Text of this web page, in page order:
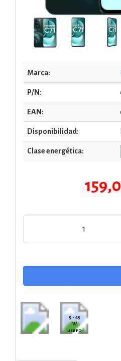
Marca:
P/N:
EAN:
Disponibilidad:
Clase energética:
5 - 45
W
USB PD